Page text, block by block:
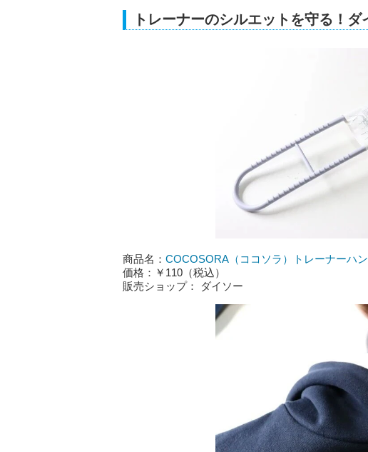
トレーナーのシルエットを守る！
商品名： COCOSORA（ココソラ）トレーナーハ
価格：￥110（税込）
販売ショップ： ダイソー